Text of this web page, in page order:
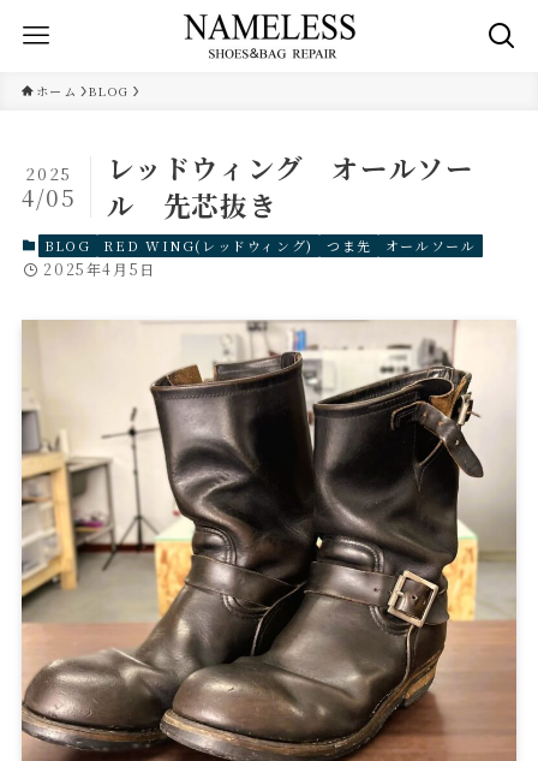
ホーム BLOG
レッドウィング オールソー
ル 先芯抜き
2025
4/05
BLOG RED WING(レッドウィング) つま先 オールソール
2025年4月5日